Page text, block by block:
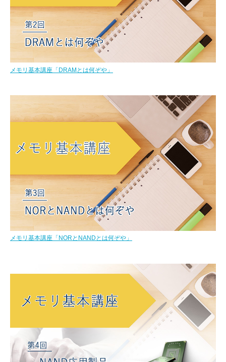
メモリ基本講座「DRAMとは何ぞや」
メモリ基本講座「NORとNANDとは何ぞや」